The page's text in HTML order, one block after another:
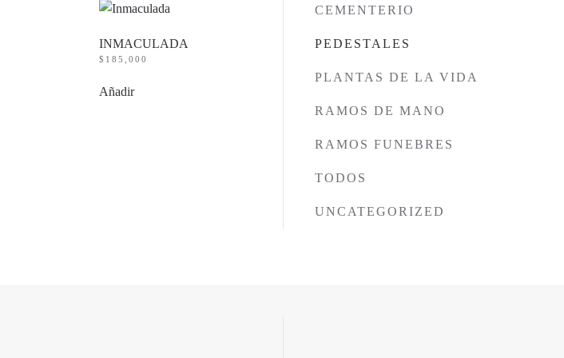
INMACULADA
$ 185,000
Añadir
CEMENTERIO
PEDESTALES
PLANTAS DE LA VIDA
RAMOS DE MANO
RAMOS FUNEBRES
TODOS
UNCATEGORIZED